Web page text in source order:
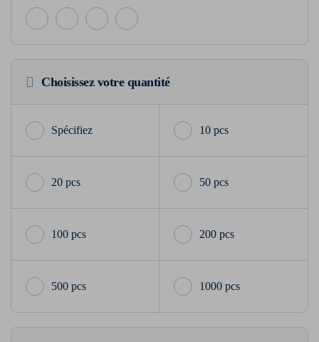
Choisissez votre quantité
10 pcs
20 pcs 50 pcs
100 pcs 200 pcs
500 pcs 1000 pcs